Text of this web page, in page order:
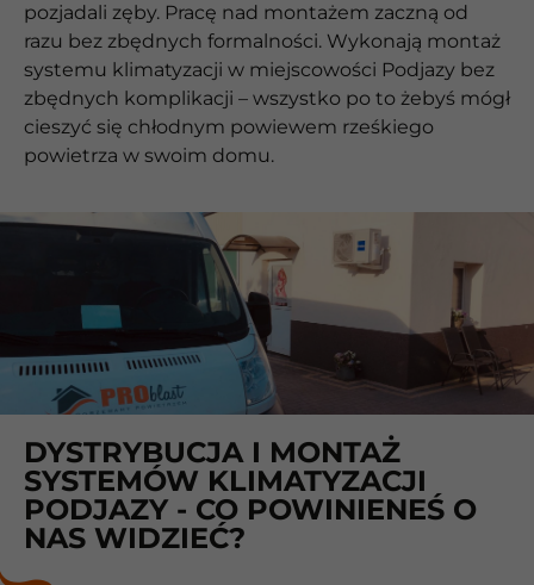
pozjadali zęby. Pracę nad montażem zaczną od
razu bez zbędnych formalności. Wykonają montaż
systemu klimatyzacji w miejscowości Podjazy bez
zbędnych komplikacji – wszystko po to żebyś mógł
cieszyć się chłodnym powiewem rześkiego
powietrza w swoim domu.
DYSTRYBUCJA I MONTAŻ
SYSTEMÓW KLIMATYZACJI
PODJAZY - CO POWINIENEŚ O
NAS WIDZIEĆ?